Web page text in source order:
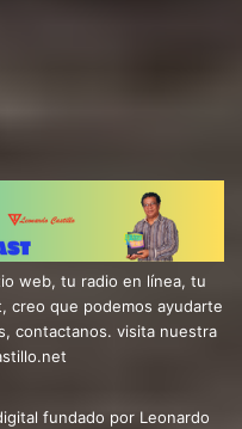
web, tu radio en línea, tu
creo que podemos ayudarte
contactanos. visita nuestra
fundado por Leonardo